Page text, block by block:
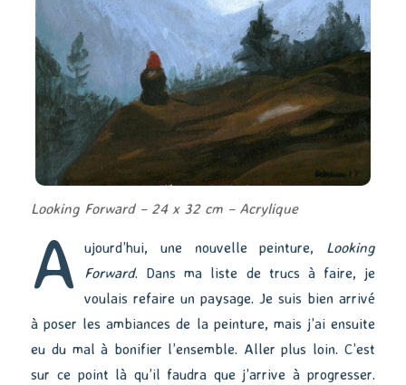
Looking Forward – 24 x 32 cm – Acrylique
A ujourd’hui, une nouvelle peinture, Looking
Forward. Dans ma liste de trucs à faire, je
voulais refaire un paysage. Je suis bien arrivé
à poser les ambiances de la peinture, mais j’ai ensuite
eu du mal à bonifier l’ensemble. Aller plus loin. C’est
sur ce point là qu’il faudra que j’arrive à progresser.